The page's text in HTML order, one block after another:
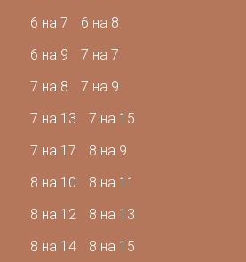
6 на 7
6 на 8
6 на 9
7 на 7
7 на 8
7 на 9
7 на 13
7 на 15
7 на 17
8 на 9
8 на 10
8 на 11
8 на 12
8 на 13
8 на 14
8 на 15